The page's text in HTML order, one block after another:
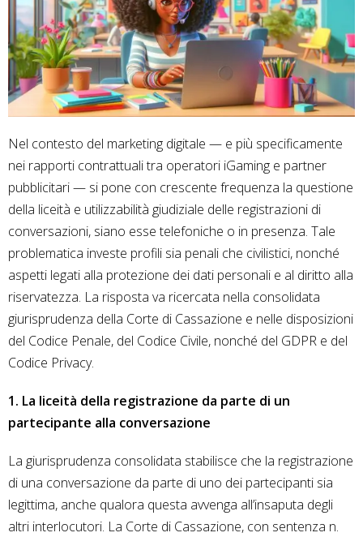
Nel contesto del marketing digitale — e più specificamente
nei rapporti contrattuali tra operatori iGaming e partner
pubblicitari — si pone con crescente frequenza la questione
della liceità e utilizzabilità giudiziale delle registrazioni di
conversazioni, siano esse telefoniche o in presenza. Tale
problematica investe profili sia penali che civilistici, nonché
aspetti legati alla protezione dei dati personali e al diritto alla
riservatezza. La risposta va ricercata nella consolidata
giurisprudenza della Corte di Cassazione e nelle disposizioni
del Codice Penale, del Codice Civile, nonché del GDPR e del
Codice Privacy.
1. La liceità della registrazione da parte di un
partecipante alla conversazione
La giurisprudenza consolidata stabilisce che la registrazione
di una conversazione da parte di uno dei partecipanti sia
legittima, anche qualora questa avvenga all’insaputa degli
altri interlocutori. La Corte di Cassazione, con sentenza n.